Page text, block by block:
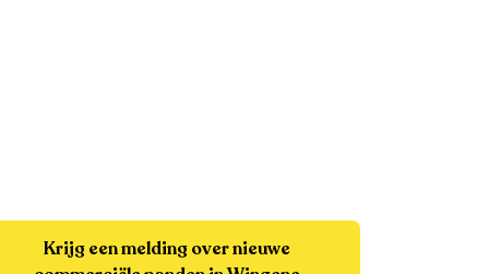
Krijg een melding over nieuwe